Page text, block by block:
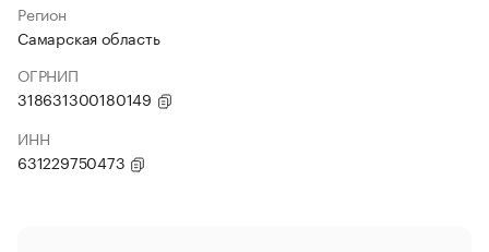
Регион
Самарская область
ОГРНИП
318631300180149
ИНН
631229750473